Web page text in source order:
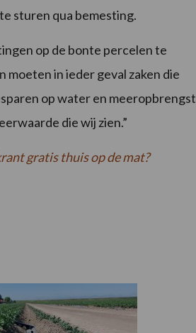
sturen qua bemesting.
op de bonte percelen te
moeten in ieder geval zaken die
op water en meeropbrengst
die wij zien.”
gratis thuis op de mat?